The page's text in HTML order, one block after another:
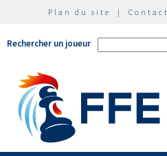
Plan du site | Contact
Rechercher un joueur